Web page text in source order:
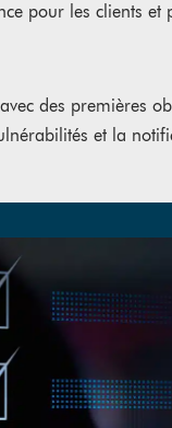
pour les clients et
des premières
et la